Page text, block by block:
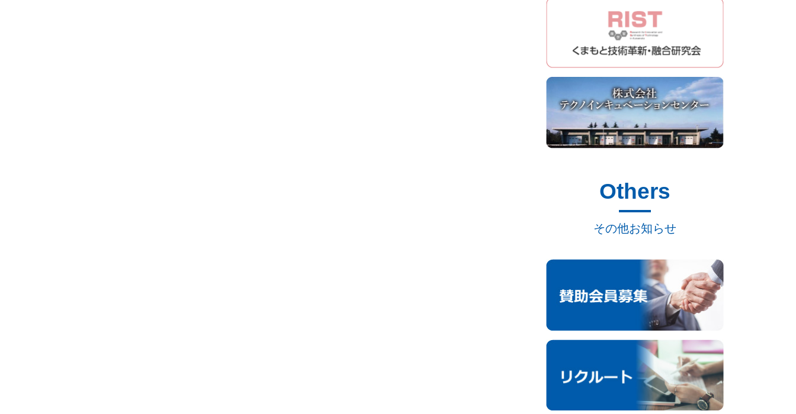
Others
その他お知らせ